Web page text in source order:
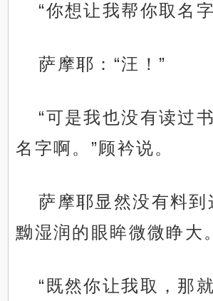
“你想让我帮你取名
萨摩耶：“汪！”
“可是我也没有读过
名字啊。”顾衿说。
萨摩耶显然没有料到
黝湿润的眼眸微微睁大。
“既然你让我取，那